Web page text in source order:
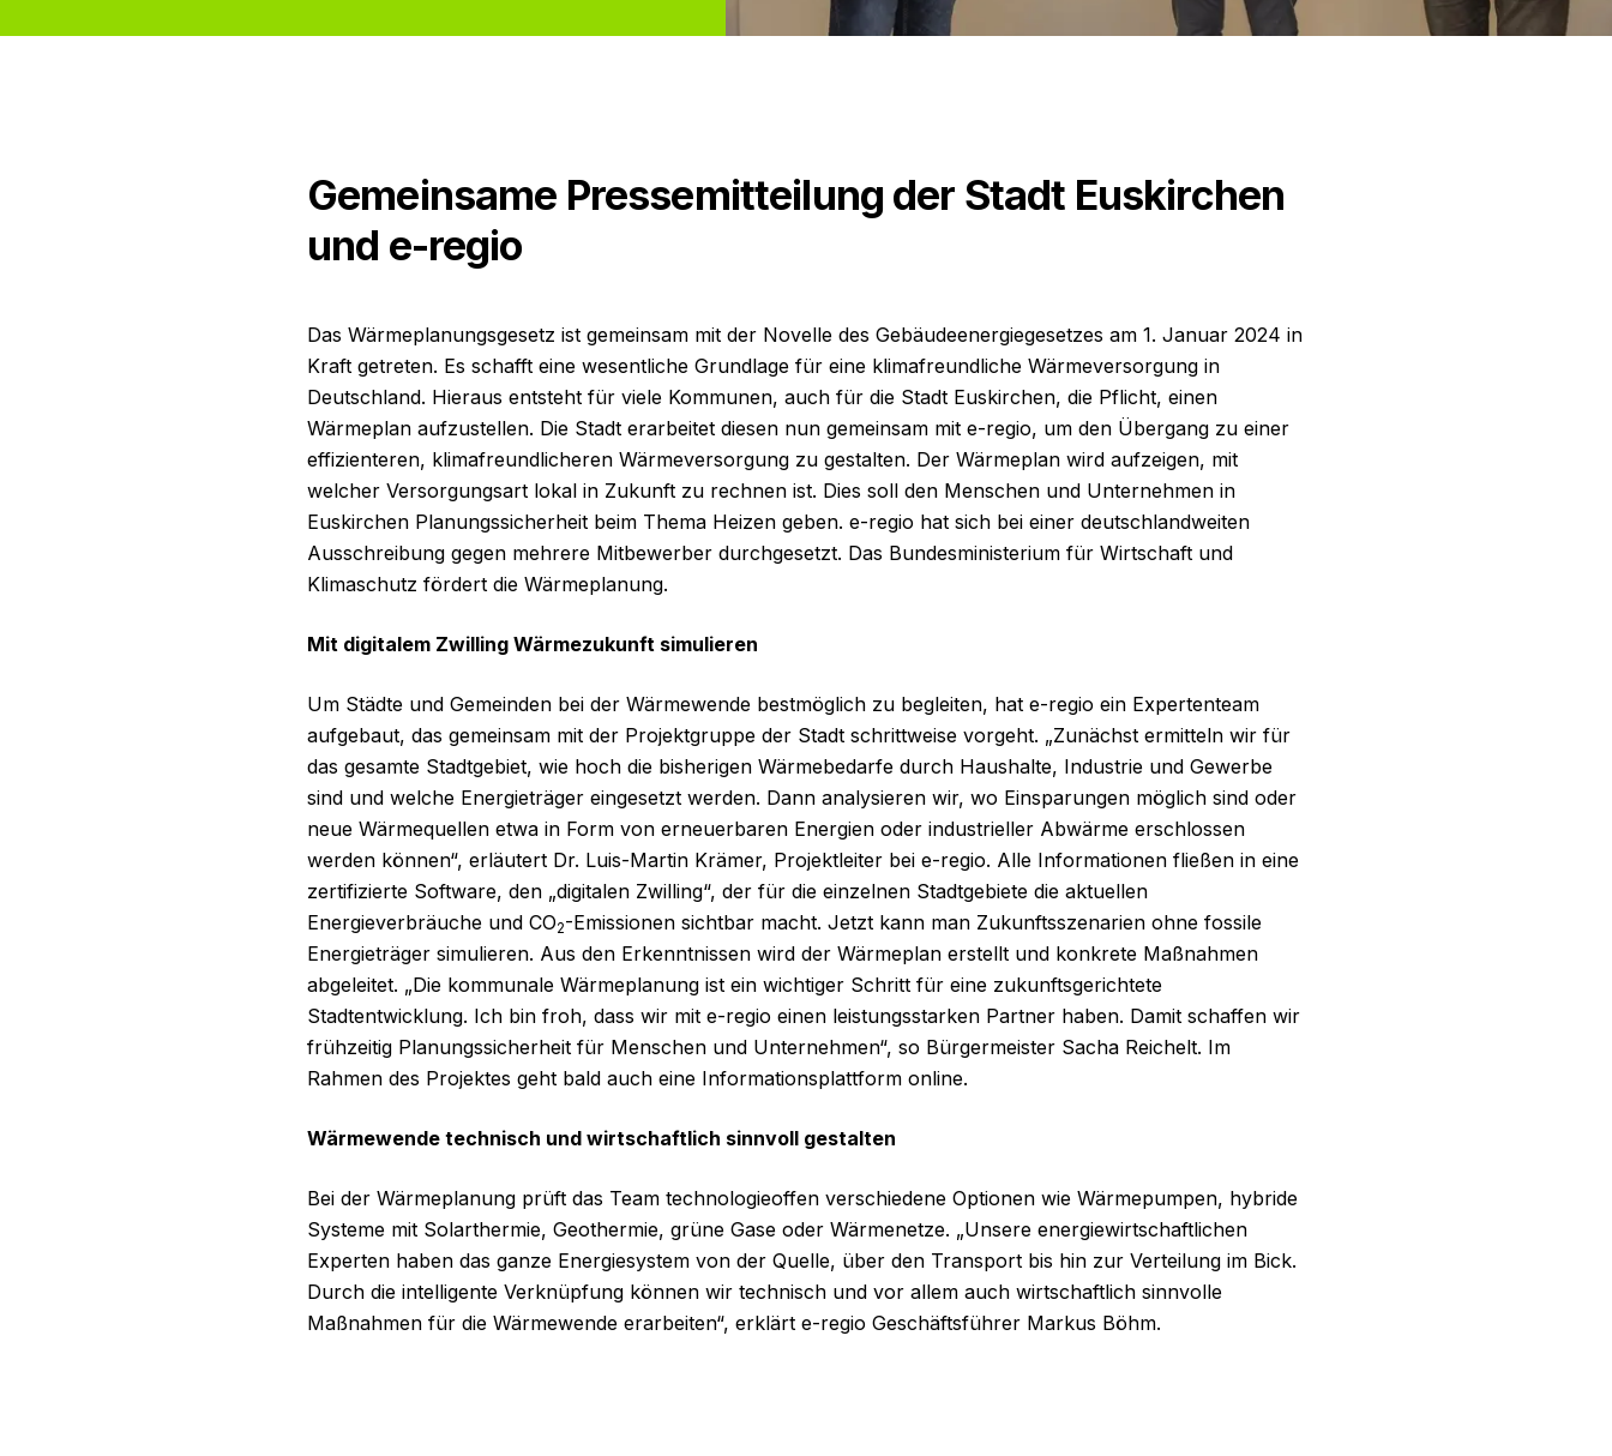
Gemeinsame Pressemitteilung der Stadt Euskirchen
und e-regio
Das Wärmeplanungsgesetz ist gemeinsam mit der Novelle des Gebäudeenergiegesetzes am 1. Januar 2024 in
Kraft getreten. Es schafft eine wesentliche Grundlage für eine klimafreundliche Wärmeversorgung in
Deutschland. Hieraus entsteht für viele Kommunen, auch für die Stadt Euskirchen, die Pflicht, einen
Wärmeplan aufzustellen. Die Stadt erarbeitet diesen nun gemeinsam mit e-regio, um den Übergang zu einer
effizienteren, klimafreundlicheren Wärmeversorgung zu gestalten. Der Wärmeplan wird aufzeigen, mit
welcher Versorgungsart lokal in Zukunft zu rechnen ist. Dies soll den Menschen und Unternehmen in
Euskirchen Planungssicherheit beim Thema Heizen geben. e-regio hat sich bei einer deutschlandweiten
Ausschreibung gegen mehrere Mitbewerber durchgesetzt. Das Bundesministerium für Wirtschaft und
Klimaschutz fördert die Wärmeplanung.
Mit digitalem Zwilling Wärmezukunft simulieren
Um Städte und Gemeinden bei der Wärmewende bestmöglich zu begleiten, hat e-regio ein Expertenteam
aufgebaut, das gemeinsam mit der Projektgruppe der Stadt schrittweise vorgeht. „Zunächst ermitteln wir für
das gesamte Stadtgebiet, wie hoch die bisherigen Wärmebedarfe durch Haushalte, Industrie und Gewerbe
sind und welche Energieträger eingesetzt werden. Dann analysieren wir, wo Einsparungen möglich sind oder
neue Wärmequellen etwa in Form von erneuerbaren Energien oder industrieller Abwärme erschlossen
werden können“, erläutert Dr. Luis-Martin Krämer, Projektleiter bei e-regio. Alle Informationen fließen in eine
zertifizierte Software, den „digitalen Zwilling“, der für die einzelnen Stadtgebiete die aktuellen
Energieverbräuche und CO2-Emissionen sichtbar macht. Jetzt kann man Zukunftsszenarien ohne fossile
Energieträger simulieren. Aus den Erkenntnissen wird der Wärmeplan erstellt und konkrete Maßnahmen
abgeleitet. „Die kommunale Wärmeplanung ist ein wichtiger Schritt für eine zukunftsgerichtete
Stadtentwicklung. Ich bin froh, dass wir mit e-regio einen leistungsstarken Partner haben. Damit schaffen wir
frühzeitig Planungssicherheit für Menschen und Unternehmen“, so Bürgermeister Sacha Reichelt. Im
Rahmen des Projektes geht bald auch eine Informationsplattform online.
Wärmewende technisch und wirtschaftlich sinnvoll gestalten
Bei der Wärmeplanung prüft das Team technologieoffen verschiedene Optionen wie Wärmepumpen, hybride
Systeme mit Solarthermie, Geothermie, grüne Gase oder Wärmenetze. „Unsere energiewirtschaftlichen
Experten haben das ganze Energiesystem von der Quelle, über den Transport bis hin zur Verteilung im Bick.
Durch die intelligente Verknüpfung können wir technisch und vor allem auch wirtschaftlich sinnvolle
Maßnahmen für die Wärmewende erarbeiten“, erklärt e-regio Geschäftsführer Markus Böhm.